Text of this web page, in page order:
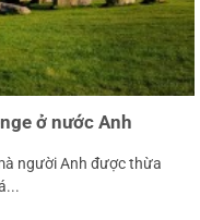
ở nước Anh
người Anh được thừa